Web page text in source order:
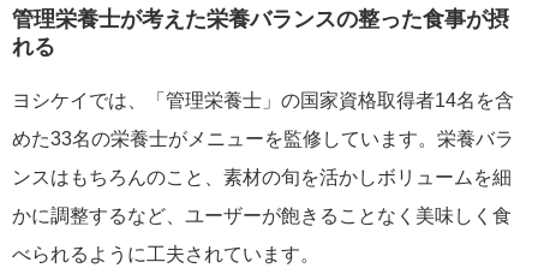
管理栄養士が考えた栄養バランスの整った食事が摂
れる
ヨシケイでは、「管理栄養士」の国家資格取得者14名を含
めた33名の栄養士がメニューを監修しています。栄養バラ
ンスはもちろんのこと、素材の旬を活かしボリュームを細
かに調整するなど、ユーザーが飽きることなく美味しく食
べられるように工夫されています。